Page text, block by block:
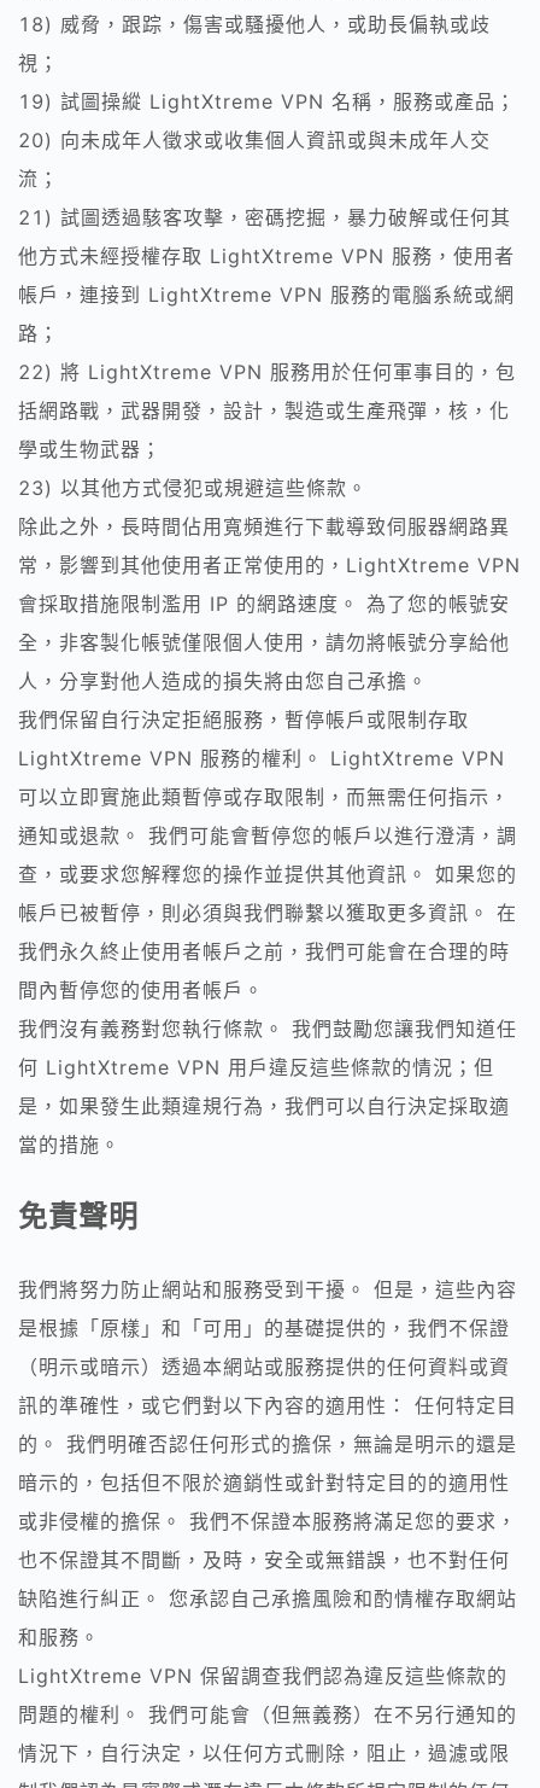
18) 威脅，跟踪，傷害或騷擾他人，或助長偏執或歧
視；
19) 試圖操縱 LightXtreme VPN 名稱，服務或產品；
20) 向未成年人徵求或收集個人資訊或與未成年人交
流；
21) 試圖透過駭客攻擊，密碼挖掘，暴力破解或任何其
他方式未經授權存取 LightXtreme VPN 服務，使用者
帳戶，連接到 LightXtreme VPN 服務的電腦系統或網
路；
22) 將 LightXtreme VPN 服務用於任何軍事目的，包
括網路戰，武器開發，設計，製造或生產飛彈，核，化
學或生物武器；
23) 以其他方式侵犯或規避這些條款。
除此之外，長時間佔用寬頻進行下載導致伺服器網路異
常，影響到其他使用者正常使用的，LightXtreme VPN
會採取措施限制濫用 IP 的網路速度。 為了您的帳號安
全，非客製化帳號僅限個人使用，請勿將帳號分享給他
人，分享對他人造成的損失將由您自己承擔。
我們保留自行決定拒絕服務，暫停帳戶或限制存取
LightXtreme VPN 服務的權利。 LightXtreme VPN
可以立即實施此類暫停或存取限制，而無需任何指示，
通知或退款。 我們可能會暫停您的帳戶以進行澄清，調
查，或要求您解釋您的操作並提供其他資訊。 如果您的
帳戶已被暫停，則必須與我們聯繫以獲取更多資訊。 在
我們永久終止使用者帳戶之前，我們可能會在合理的時
間內暫停您的使用者帳戶。
我們沒有義務對您執行條款。 我們鼓勵您讓我們知道任
何 LightXtreme VPN 用戶違反這些條款的情況；但
是，如果發生此類違規行為，我們可以自行決定採取適
當的措施。
免責聲明
我們將努力防止網站和服務受到干擾。 但是，這些內容
是根據「原樣」和「可用」的基礎提供的，我們不保證
（明示或暗示）透過本網站或服務提供的任何資料或資
訊的準確性，或它們對以下內容的適用性： 任何特定目
的。 我們明確否認任何形式的擔保，無論是明示的還是
暗示的，包括但不限於適銷性或針對特定目的的適用性
或非侵權的擔保。 我們不保證本服務將滿足您的要求，
也不保證其不間斷，及時，安全或無錯誤，也不對任何
缺陷進行糾正。 您承認自己承擔風險和酌情權存取網站
和服務。
LightXtreme VPN 保留調查我們認為違反這些條款的
問題的權利。 我們可能會（但無義務）在不另行通知的
情況下，自行決定，以任何方式刪除，阻止，過濾或限